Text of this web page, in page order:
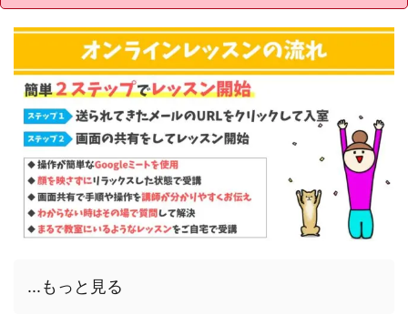
...もっと見る